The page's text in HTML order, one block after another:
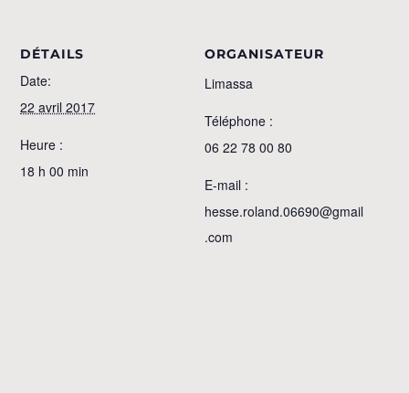
DÉTAILS
Date:
22 avril 2017
Heure :
18 h 00 min
ORGANISATEUR
Limassa
Téléphone :
06 22 78 00 80
E-mail :
hesse.roland.06690@gmail
.com